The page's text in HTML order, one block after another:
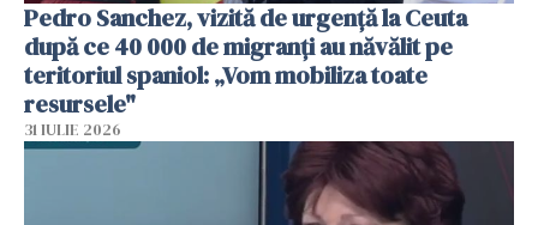
Pedro Sanchez, vizită de urgență la Ceuta
după ce 40 000 de migranți au năvălit pe
teritoriul spaniol: „Vom mobiliza toate
resursele"
31 IULIE 2026